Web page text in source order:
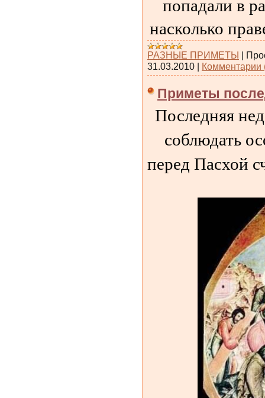
насколько
РАЗНЫЕ ПРИМЕТЫ |
31.03.2010 | Комментарии
Приметы
Последняя
соблюдать
перед Пасхой